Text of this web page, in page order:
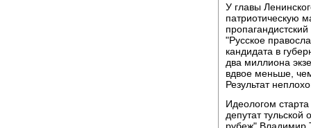
У главы
патриотическую
"Русское
кандидата в
два миллиона
вдвое меньше,
Результат
Идеологом
депутат
рубеж" Владимир